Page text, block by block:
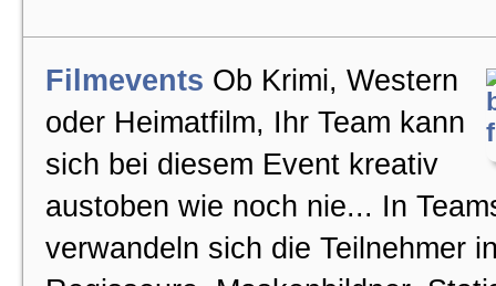
Filmevents Ob Krimi, Western
oder Heimatfilm, Ihr Team kann
sich bei diesem Event kreativ
austoben wie noch nie... In
verwandeln sich die Teilnehmer